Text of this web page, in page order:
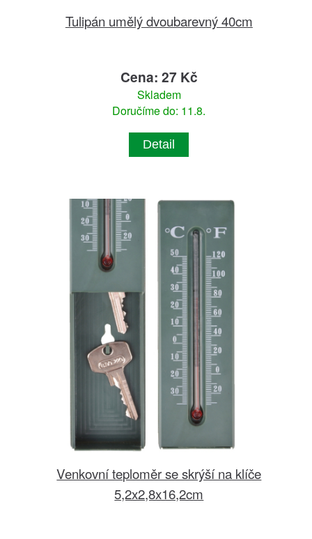
Tulipán umělý dvoubarevný 40cm
Cena: 27 Kč
Skladem
Doručíme do: 11.8.
Detail
Venkovní teploměr se skrýší na klíče
5,2x2,8x16,2cm